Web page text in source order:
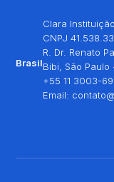
Brasil
Clara
CNPJ
R. Dr. Renato
Bibi, São
+55 11 3003-
Email: